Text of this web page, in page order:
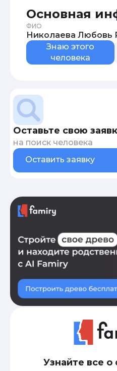
Основная
ФИО
Николаева
Знаю этого
человека
Оставьте свою
на поиск человека
Оставить заявку
Узнайте все о